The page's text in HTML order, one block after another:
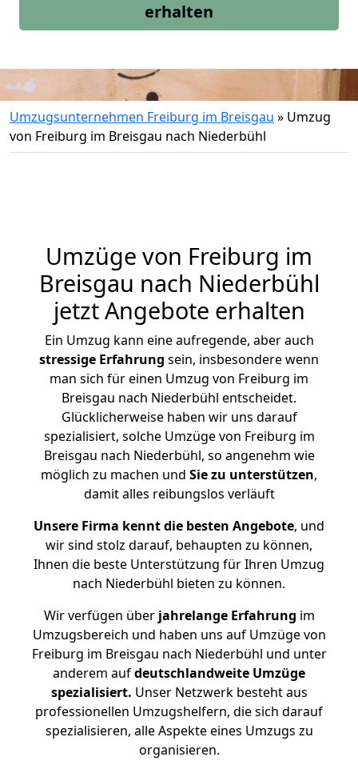
erhalten
Umzugsunternehmen Freiburg im Breisgau » Umzug
von Freiburg im Breisgau nach Niederbühl
Umzüge von Freiburg im
Breisgau nach Niederbühl
jetzt Angebote erhalten
Ein Umzug kann eine aufregende, aber auch
stressige Erfahrung sein, insbesondere wenn
man sich für einen Umzug von Freiburg im
Breisgau nach Niederbühl entscheidet.
Glücklicherweise haben wir uns darauf
spezialisiert, solche Umzüge von Freiburg im
Breisgau nach Niederbühl, so angenehm wie
möglich zu machen und Sie zu unterstützen,
damit alles reibungslos verläuft
Unsere Firma kennt die besten Angebote, und
wir sind stolz darauf, behaupten zu können,
Ihnen die beste Unterstützung für Ihren Umzug
nach Niederbühl bieten zu können.
Wir verfügen überjahrelange Erfahrung im
Umzugsbereich und haben uns auf Umzüge von
Freiburg im Breisgau nach Niederbühl und unter
anderem aufdeutschlandweite Umzüge
spezialisiert. Unser Netzwerk besteht aus
professionellen Umzugshelfern, die sich darauf
spezialisieren, alle Aspekte eines Umzugs zu
organisieren.